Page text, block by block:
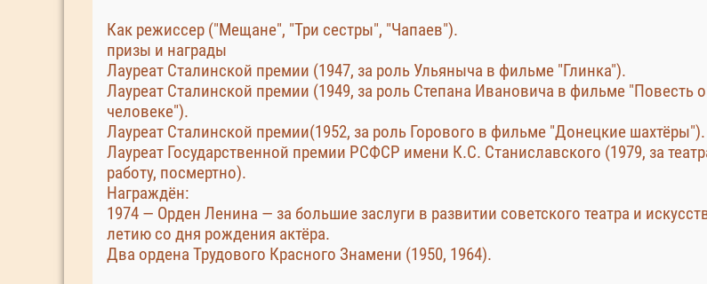
Как режиссер ("Мещане", "Три сестры", "Чапаев").
призы и награды
Лауреат Сталинской премии (1947, за роль Ульяныча в фильме "Глинка").
Лауреат Сталинской премии (1949, за роль Степана Ивановича в фильме "Повесть
человеке").
Лауреат Сталинской премии(1952, за роль Горового в фильме "Донецкие шахтёры").
Лауреат Государственной премии РСФСР имени К.С. Станиславского (1979, за
работу, посмертно).
Награждён:
1974 — Орден Ленина — за большие заслуги в развитии советского театра и
летию со дня рождения актёра.
Два ордена Трудового Красного Знамени (1950, 1964).